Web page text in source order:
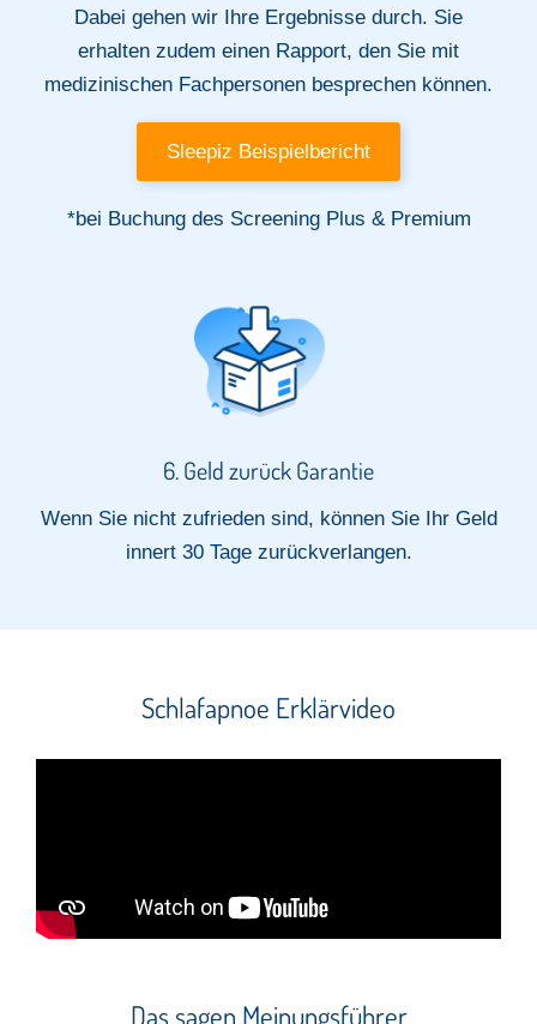
Dabei gehen wir Ihre Ergebnisse durch. Sie
erhalten zudem einen Rapport, den Sie mit
medizinischen Fachpersonen besprechen können.
Sleepiz Beispielbericht
*bei Buchung des Screening Plus & Premium
6. Geld zurück Garantie
Wenn Sie nicht zufrieden sind, können Sie Ihr Geld
innert 30 Tage zurückverlangen.
Schlafapnoe Erklärvideo
Das sagen Meinungsführer